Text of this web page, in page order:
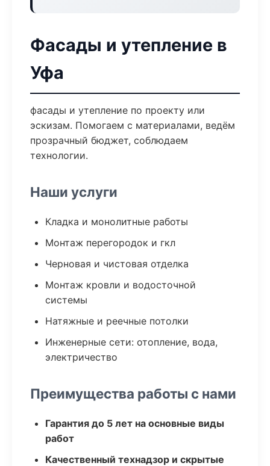
Фасады и утепление в
Уфа
фасады и утепление по проекту или
эскизам. Помогаем с материалами, ведём
прозрачный бюджет, соблюдаем
технологии.
Наши услуги
Кладка и монолитные работы
Монтаж перегородок и гкл
Черновая и чистовая отделка
Монтаж кровли и водосточной
системы
Натяжные и реечные потолки
Инженерные сети: отопление, вода,
электричество
Преимущества работы с нами
Гарантия до 5 лет на основные виды
работ
Качественный технадзор и скрытые